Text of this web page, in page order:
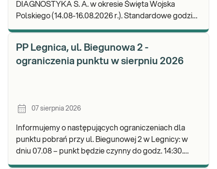
DIAGNOSTYKA S. A. w okresie Święta Wojska
Polskiego (14.08-16.08.2026 r.). Standardowe godziny
PP Legnica, ul. Biegunowa 2 -
ograniczenia punktu w sierpniu 2026
07 sierpnia 2026
Informujemy o następujących ograniczeniach dla
punktu pobrań przy ul. Biegunowej 2 w Legnicy: w
dniu 07.08 – punkt będzie czynny do godz. 14:30.